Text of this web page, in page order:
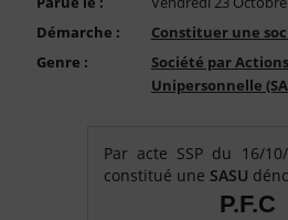
Démarche :
Constituer une
Genre :
Société par
Unipersonnelle
Par acte SSP du 16/
constitué une SASU
P.F.C